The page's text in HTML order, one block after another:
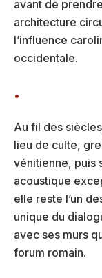
avant de
architecture
l’influence
occidentale.
Au fil des
lieu de culte,
vénitienne, puis
acoustique
elle reste l’un
unique du
avec ses murs
forum romain.